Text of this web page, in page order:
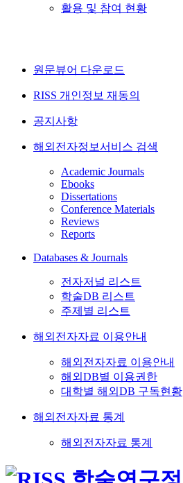
활용 및 참여 현황
원문뷰어 다운로드
RISS 개인정보 재동의
공지사항
해외전자정보서비스 검색
Academic Journals
Ebooks
Dissertations
Conference Materials
Reviews
Reports
Databases & Journals
전자저널 리스트
학술DB 리스트
주제별 리스트
해외전자자료 이용안내
해외전자자료 이용안내
해외DB별 이용권한
대학별 해외DB 구독현황
해외전자자료 통계
해외전자자료 통계